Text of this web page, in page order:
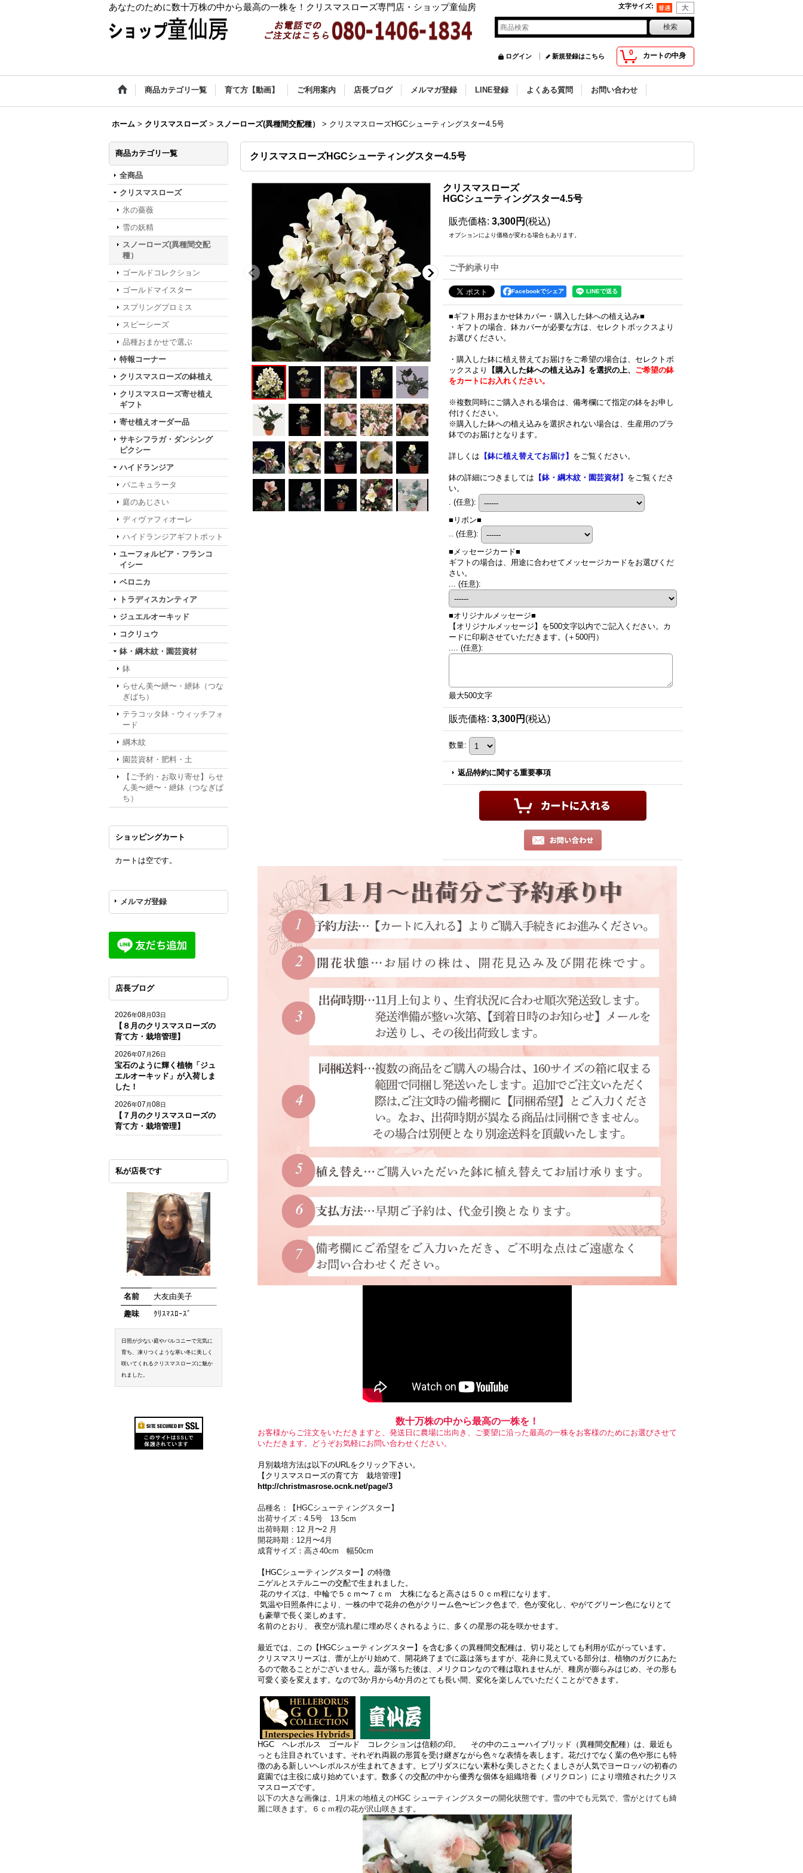
あなたのために数十万株の中から最高の一株を！クリスマスローズ専門店・ショップ童仙房 文字サイズ:
0 カートの中身
ログイン 新規登録はこちら
商品カテゴリ一覧 育て方【動画】 ご利用案内 店長ブログ メルマガ登録 LINE登録 よくある質問 お問い合わせ
ホーム > クリスマスローズ > スノーローズ(異種間交配種） > クリスマスローズHGCシューティングスター4.5号
商品カテゴリ一覧
全商品
クリスマスローズ
氷の薔薇
雪の妖精
スノーローズ(異種間交配
種）
ゴールドコレクション
ゴールドマイスター
スプリングプロミス
スピーシーズ
品種おまかせで選ぶ
特報コーナー
クリスマスローズの鉢植え
クリスマスローズ寄せ植え
ギフト
寄せ植えオーダー品
サキシフラガ・ダンシング
ピクシー
ハイドランジア
パニキュラータ
庭のあじさい
ディヴァフィオーレ
ハイドランジアギフトポット
ユーフォルビア・フランコ
イシー
ベロニカ
トラディスカンティア
ジュエルオーキッド
コクリュウ
鉢・綱木紋・園芸資材
鉢
らせん美〜紲〜・紲鉢（つな
ぎばち）
テラコッタ鉢・ウィッチフォ
ード
綱木紋
園芸資材・肥料・土
【ご予約・お取り寄せ】らせ
ん美〜紲〜・紲鉢（つなぎば
ち）
ショッピングカート
カートは空です。
メルマガ登録
店長ブログ
2026年08月03日
【８月のクリスマスローズの
育て方・栽培管理】
2026年07 月26日
宝石のように輝く植物「ジュ
エルオーキッド」が入荷しま
した！
2026年07 月08日
【７月のクリスマスローズの
育て方・栽培管理】
私が店長です
名前
大友由美子
趣味
ｸﾘｽﾏｽﾛｰｽﾞ
日照が少ない庭やバルコニーで元気に
育ち、凍りつくような寒い冬に美しく
咲いてくれるクリスマスローズに魅か
れました。
クリスマスローズHGCシューティングスター4.5号
クリスマスローズ
HGCシューティングスター4.5号
販売価格: 3,300円 (税込)
オプションにより価格が変わる場合もあります。
ご予約承り中
Facebookでシェア
■ギフト用おまかせ鉢カバー・購入した鉢への植え込み■
・ギフトの場合、鉢カバーが必要な方は、セレクトボックスより
お選びください。
・購入した鉢に植え替えてお届けをご希望の場合は、セレクトボ
ックスより
【購入した鉢への植え込み】を選択の上、 ご希望の鉢
をカートにお入れください。
※複数同時にご購入される場合は、備考欄にて指定の鉢をお申し
付けください。
※購入した鉢への植え込みを選択されない場合は、生産用のプラ
鉢でのお届けとなります。
詳しくは 【鉢に植え替えてお届け】 をご覧ください。
鉢の詳細につきましては 【鉢・綱木紋・園芸資材】 をご覧くださ
い。
. (任意):
■リボン■
.. (任意):
■メッセージカード■
ギフトの場合は、用途に合わせてメッセージカードをお選びくだ
さい。
... (任意):
■オリジナルメッセージ■
【オリジナルメッセージ】を500文字以内でご記入ください。カ
ードに印刷させていただきます。(＋500円）
.... (任意):
最大500文字
販売価格: 3,300円 (税込)
数量:
返品特約に関する重要事項
数十万株の中から最高の一株を！
お客様からご注文をいただきますと、発送日に農場に出向き、ご要望に沿った最高の一株をお客様のためにお選びさせて
いただきます。どうぞお気軽にお問い合わせください。
月別栽培方法は以下のURLをクリック下さい。
【 クリスマスローズの育て方 栽培管理】
http://christmasrose.ocnk.net/page/3
品種名：【HGCシューティングスター】
出荷サイズ：4.5号 13.5cm
出荷時期：12 月〜2 月
開花時期：12月〜4月
成育サイズ：高さ40cm 幅50cm
【HGCシューティングスター】の特徴
ニゲルとステルニーの交配で生まれました。
花のサイズは、中輪で５ｃｍ〜７ｃｍ 大株になると高さは５０ｃｍ程になります。
気温や日照条件により、一株の中で花弁の色がクリーム色〜ピンク色まで、色が変化し、やがてグリーン色になりとて
も豪華で長く楽しめます。
名前のとおり、 夜空が流れ星に埋め尽くされるように、多くの星形の花を咲かせます。
最近では、この【HGCシューティングスター】を含む多くの異種間交配種は、切り花としても利用が広がっています。
クリスマスリーズは、蕾が上がり始めて、開花終了までに蕊は落ちますが、花弁に見えている部分は、植物のガクにあた
るので散ることがございません。蕊が落ちた後は、メリクロンなので種は取れませんが、種房が膨らみはじめ、その形も
可愛く姿を変えます。なので3か月から4か月のとても長い間、変化を楽しんでいただくことができます。
HGC ヘレボルス ゴールド コレクションは信頼の印。 その中のニューハイブリッド（異種間交配種）は、最近も
っとも注目されています。それぞれ両親の形質を受け継ぎながら色々な表情を表します。花だけでなく葉の色や形にも特
徴のある新しいヘレボルスが生まれてきます。ヒブリダスにない素朴な美しさとたくましさが人気でヨーロッパの初春の
庭園では主役に成り始めています。数多くの交配の中から優秀な個体を組織培養（メリクロン）により増殖されたクリス
マスローズです。
以下の大きな画像は、1月末の地植えのHGC シューティングスターの開化状態です。雪の中でも元気で、雪がとけても綺
麗に咲きます。６ｃｍ程の花が沢山咲きます。